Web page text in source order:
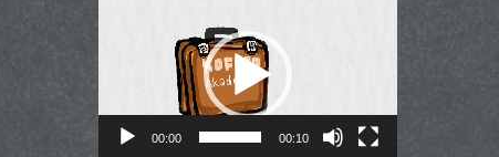
00:00 00:10